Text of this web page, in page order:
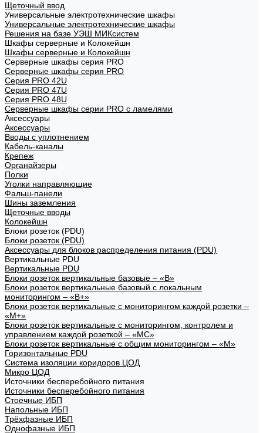
Щеточный ввод
Универсальные электротехнические шкафы
Универсальные электротехнические шкафы
Решения на базе УЭШ МИКсистем
Шкафы серверные и Колокейшн
Шкафы серверные и Колокейшн
Серверные шкафы серия PRO
Серверные шкафы серия PRO
Серия PRO 42U
Серия PRO 47U
Серия PRO 48U
Серверные шкафы серии PRO с ламелями
Аксессуары
Аксессуары
Вводы с уплотнением
Кабель-каналы
Крепеж
Органайзеры
Полки
Уголки направляющие
Фальш-панели
Шины заземления
Щеточные вводы
Колокейшн
Блоки розеток (PDU)
Блоки розеток (PDU)
Аксессуары для блоков распределения питания (PDU)
Вертикальные PDU
Вертикальные PDU
Блоки розеток вертикальные базовые – «В»
Блоки розеток вертикальные базовый с локальным
мониторингом – «В+»
Блоки розеток вертикальные с мониторингом каждой розетки –
«М+»
Блоки розеток вертикальные с мониторингом, контролем и
управлением каждой розеткой – «МС»
Блоки розеток вертикальные с общим мониторингом – «М»
Горизонтальные PDU
Система изоляции коридоров ЦОД
Микро ЦОД
Источники бесперебойного питания
Источники бесперебойного питания
Стоечные ИБП
Напольные ИБП
Трёхфазные ИБП
Однофазные ИБП